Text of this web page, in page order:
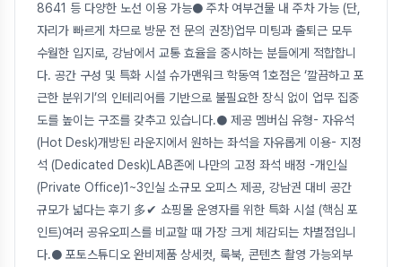
8641 등 다양한 노선 이용 가능● 주차 여부건물 내 주차 가능 (단,
자리가 빠르게 차므로 방문 전 문의 권장)업무 미팅과 출퇴근 모두
수월한 입지로, 강남에서 교통 효율을 중시하는 분들에게 적합합니
다. 공간 구성 및 특화 시설 슈가맨워크 학동역 1호점은 ‘깔끔하고 포
근한 분위기’의 인테리어를 기반으로 불필요한 장식 없이 업무 집중
도를 높이는 구조를 갖추고 있습니다.● 제공 멤버십 유형- 자유석
(Hot Desk)개방된 라운지에서 원하는 좌석을 자유롭게 이용- 지정
석 (Dedicated Desk)LAB존에 나만의 고정 좌석 배정 -개인실
(Private Office)1~3인실 소규모 오피스 제공, 강남권 대비 공간
규모가 넓다는 후기 多✔ 쇼핑몰 운영자를 위한 특화 시설 (핵심 포
인트)여러 공유오피스를 비교할 때 가장 크게 체감되는 차별점입니
다.● 포토스튜디오 완비제품 상세컷, 룩북, 콘텐츠 촬영 가능외부